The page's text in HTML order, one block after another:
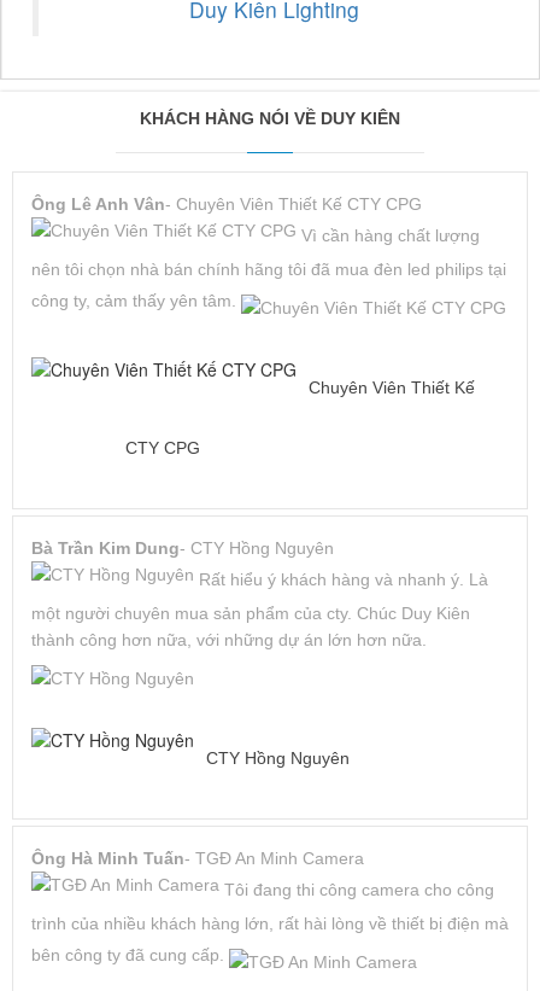
Duy Kiên Lighting
KHÁCH HÀNG NÓI VỀ DUY KIÊN
Ông Lê Anh Vân- Chuyên Viên Thiết Kế CTY CPG
Vì cần hàng chất lượng
nên tôi chọn nhà bán chính hãng tôi đã mua đèn led philips tại
công ty, cảm thấy yên tâm.
Chuyên Viên Thiết Kế
CTY CPG
Bà Trần Kim Dung- CTY Hồng Nguyên
Rất hiểu ý khách hàng và nhanh ý. Là
một người chuyên mua sản phẩm của cty. Chúc Duy Kiên
thành công hơn nữa, với những dự án lớn hơn nữa.
CTY Hồng Nguyên
Ông Hà Minh Tuấn- TGĐ An Minh Camera
Tôi đang thi công camera cho công
trình của nhiều khách hàng lớn, rất hài lòng về thiết bị điện mà
bên công ty đã cung cấp.